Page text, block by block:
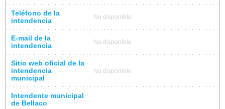
Teléfono de la
intendencia
No disponible
E-mail de la
intendencia
No disponible
Sitio web oficial de la
intendencia
municipal
No disponible
Intendente municipal
de Bellaco